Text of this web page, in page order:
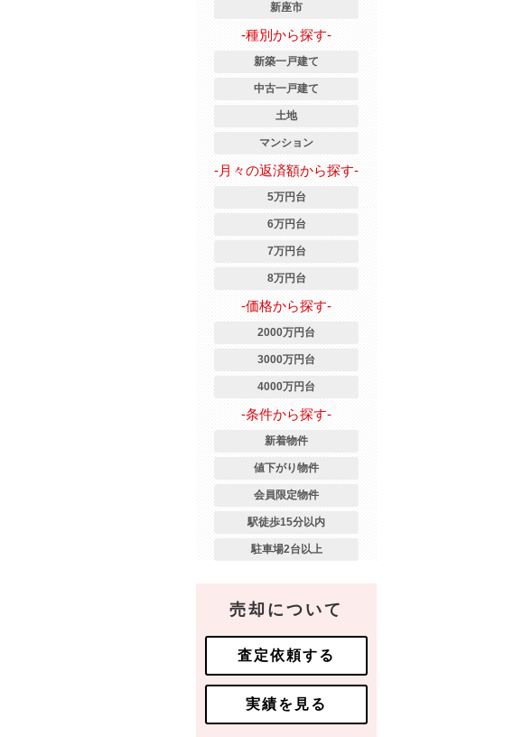
新座市
-種別から探す-
新築一戸建て
中古一戸建て
土地
マンション
-月々の返済額から探す-
5万円台
6万円台
7万円台
8万円台
-価格から探す-
2000万円台
3000万円台
4000万円台
-条件から探す-
新着物件
値下がり物件
会員限定物件
駅徒歩15分以内
駐車場2台以上
売却について
査定依頼する
実績を見る